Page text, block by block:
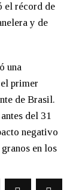
el récord de
y de
una
primer
de Brasil.
del 31
negativo
en los